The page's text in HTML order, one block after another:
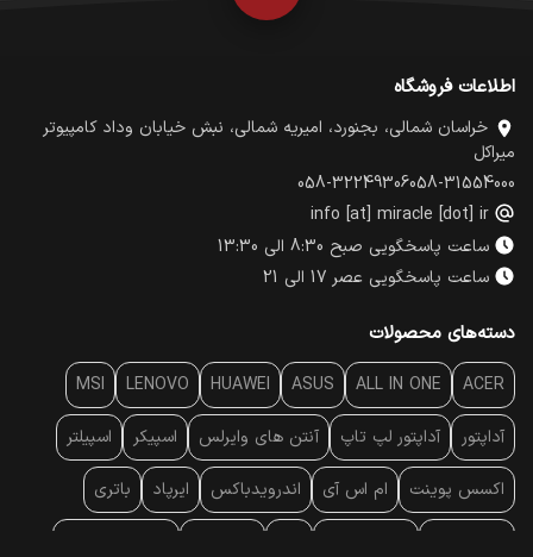
اطلاعات فروشگاه
خراسان شمالی، بجنورد، امیریه شمالی، نبش خیابان وداد کامپیوتر
میراکل
058-31554000
058-32249306
info [at] miracle [dot] ir
ساعت پاسخگویی صبح 8:30 الی 13:30
ساعت پاسخگویی عصر 17 الی 21
دسته‌های محصولات
ACER
ALL IN ONE
ASUS
HUAWEI
LENOVO
MSI
آداپتور آداپتور لپ تاپ آنتن‌ های وایرلس اسپیکر اسپیلتر
اکسس پوینت ام اس آی اندرویدباکس ایرپاد باتری